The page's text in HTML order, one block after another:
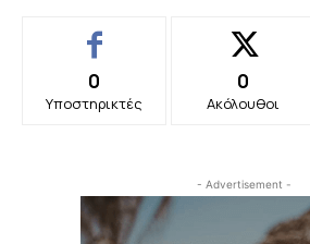
0
Υποστηρικτές
0
Ακόλουθοι
- Advertisement -